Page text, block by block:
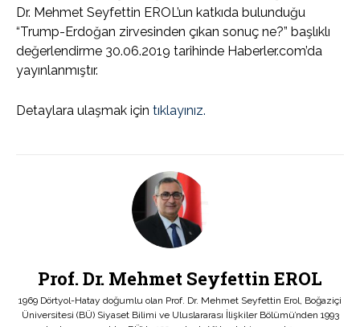
Dr. Mehmet Seyfettin EROL’un katkıda bulunduğu
“Trump-Erdoğan zirvesinden çıkan sonuç ne?” başlıklı
değerlendirme 30.06.2019 tarihinde Haberler.com’da
yayınlanmıştır.
Detaylara ulaşmak için tıklayınız.
Prof. Dr. Mehmet Seyfettin EROL
1969 Dörtyol-Hatay doğumlu olan Prof. Dr. Mehmet Seyfettin Erol, Boğaziçi
Üniversitesi (BÜ) Siyaset Bilimi ve Uluslararası İlişkiler Bölümü’nden 1993